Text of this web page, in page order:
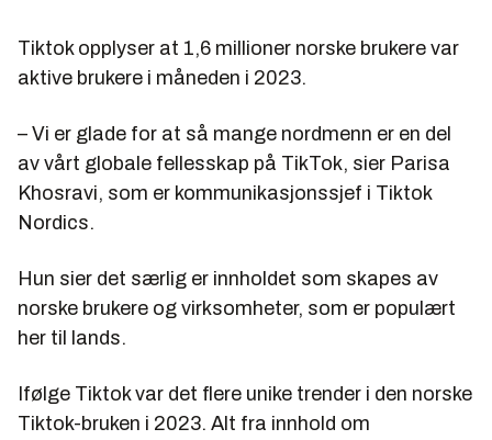
Tiktok opplyser at 1,6 millioner norske brukere var
aktive brukere i måneden i 2023.
– Vi er glade for at så mange nordmenn er en del
av vårt globale fellesskap på TikTok, sier Parisa
Khosravi, som er kommunikasjonssjef i Tiktok
Nordics.
Hun sier det særlig er innholdet som skapes av
norske brukere og virksomheter, som er populært
her til lands.
Ifølge Tiktok var det flere unike trender i den norske
Tiktok-bruken i 2023. Alt fra innhold om